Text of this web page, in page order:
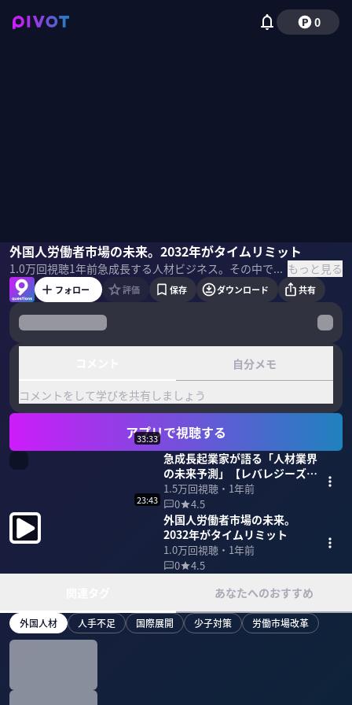
0
外国人労働者市場の未来。2032年がタイムリミット
1.0万回視聴1年前 急成長する人材ビジネス。その中でも怒涛の勢いで成長するのが、レバレジーズだ。なぜ急成長しているのか？今後も人材業界は拡大するのか？勝者となる条件は何か？レバレジーズ創業者の岩槻知秀CEOに聞いた。 もっと見る
岩槻知秀佐々木紀彦
フォロー 評価 保存 ダウンロード 共有
自分メモ
コメントをして学びを共有しましょう
アプリで視聴する
33:33
急成長起業家が語る「人材業界
の未来予測」【レバレジーズ岩
槻CEO】
1.5万回視聴・ 1年前
0
4.5
23:43
外国人労働者市場の未来。
2032年がタイムリミット
1.0万回視聴・ 1年前
0
4.5
あなたへのおすすめ
外国人材 人手不足 国際展開 少子対策 労働市場改革